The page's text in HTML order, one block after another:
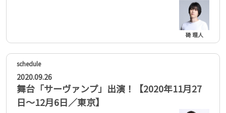
碕 理人
2020.09.26
舞台「サーヴァンプ」出演！【2020年11月27
日～12月6日／東京】